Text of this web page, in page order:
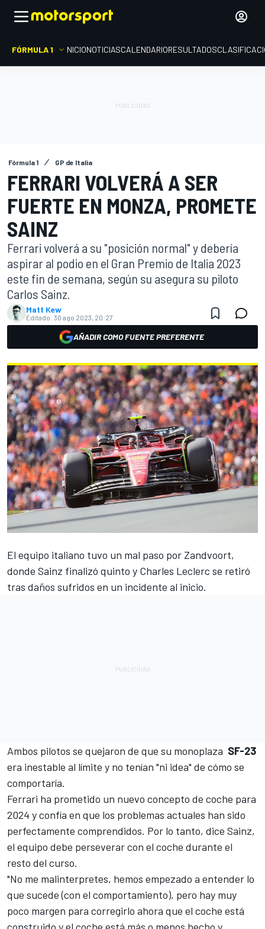
FÓRMULA 1 INICIONOTICIASCALENDARIORESULTADOS
Fórmula 1 GP de Italia
FERRARI VOLVERÁ A SER
FUERTE EN MONZA, PROMETE
SAINZ
Ferrari volverá a su "posición normal" y debería
aspirar al podio en el Gran Premio de Italia 2023
este fin de semana, según su asegura su piloto
Carlos Sainz.
Matt Kew
Editado: 30 ago 2023, 20:27
AÑADIR COMO FUENTE PREFERENTE
El equipo italiano tuvo un mal paso por Zandvoort,
donde Sainz finalizó quinto y Charles Leclerc se retiró
tras daños sufridos en un incidente al inicio.
Ambos pilotos se quejaron de que su monoplaza SF-23
era inestable al límite y no tenían "ni idea" de cómo se
comportaría.
Ferrari ha prometido un nuevo concepto de coche para
2024 y confía en que los problemas actuales han sido
perfectamente comprendidos. Por lo tanto, dice Sainz,
el equipo debe perseverar con el coche durante el
resto del curso.
"No me malinterpretes, hemos empezado a entender lo
que sucede (con el comportamiento), pero hay muy
poco margen para corregirlo ahora que el coche está